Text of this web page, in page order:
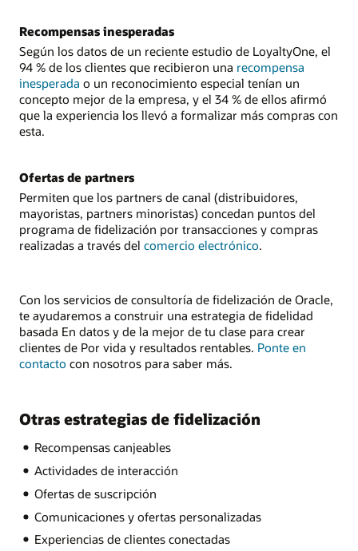
Recompensas inesperadas
Según los datos de un reciente estudio de LoyaltyOne, el
94 % de los clientes que recibieron una recompensa
inesperada o un reconocimiento especial tenían un
concepto mejor de la empresa, y el 34 % de ellos afirmó
que la experiencia los llevó a formalizar más compras con
esta.
Ofertas de partners
Permiten que los partners de canal (distribuidores,
mayoristas, partners minoristas) concedan puntos del
programa de fidelización por transacciones y compras
realizadas a través del comercio electrónico.
Con los servicios de consultoría de fidelización de Oracle,
te ayudaremos a construir una estrategia de fidelidad
basada En datos y de la mejor de tu clase para crear
clientes de Por vida y resultados rentables. Ponte en
contacto con nosotros para saber más.
Otras estrategias de fidelización
Recompensas canjeables
Actividades de interacción
Ofertas de suscripción
Comunicaciones y ofertas personalizadas
Experiencias de clientes conectadas